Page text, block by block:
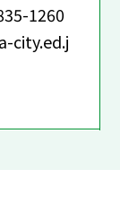
1260
city.ed.j